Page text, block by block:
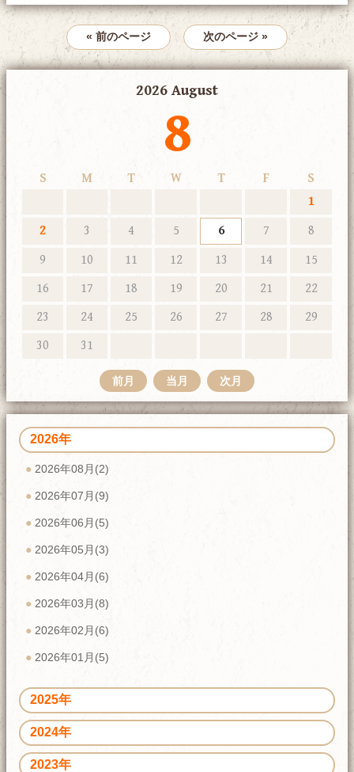
« 前のページ 次のページ »
2026 August
8
S M T W T F
S
1
2
3 4 5 6 7
8
9
10 11 12 13 14
15
16
17 18 19 20 21
22
23
24 25 26 27 28
29
30
31
前月 当月 次月
2026年
2026年08月(2)
2026年07月(9)
2026年06月(5)
2026年05月(3)
2026年04月(6)
2026年03月(8)
2026年02月(6)
2026年01月(5)
2025年
2024年
2023年